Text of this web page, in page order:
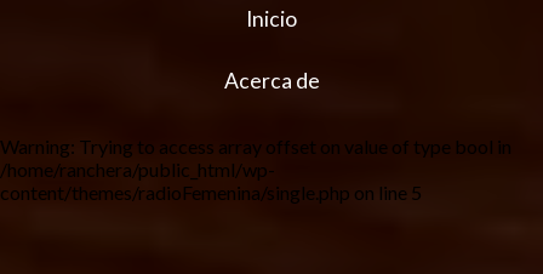
Inicio
Acerca de
Warning: Trying to access array offset on value of type bool in
/home/ranchera/public_html/wp-
content/themes/radioFemenina/single.php on line 5